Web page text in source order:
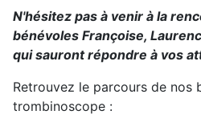
N'hésitez pas à venir à la
bénévoles Françoise,
qui sauront répondre à vos
Retrouvez le parcours de nos
trombinoscope :